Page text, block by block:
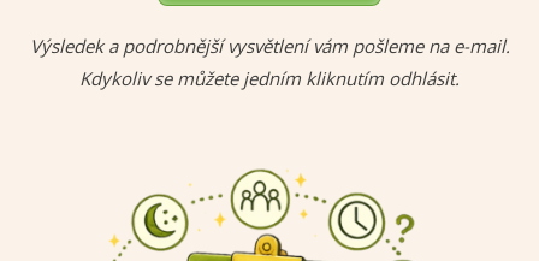
Výsledek a podrobnější vysvětlení vám pošleme na e-mail.
Kdykoliv se můžete jedním kliknutím odhlásit.